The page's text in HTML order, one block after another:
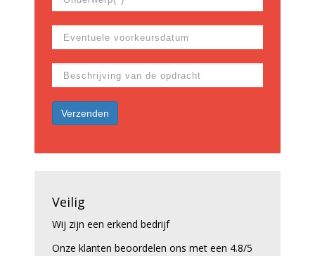
Veilig
Wij zijn een erkend bedrijf
Onze klanten beoordelen ons met een 4.8/5